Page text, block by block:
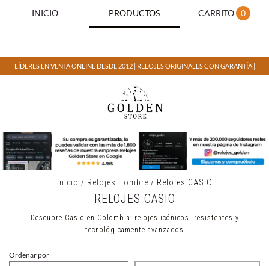
INICIO PRODUCTOS CARRITO 0
LÍDERES EN VENTA ONLINE DESDE 2012 | RELOJES ORIGINALES CON GARANTÍA |
Inicio / Relojes Hombre / Relojes CASIO
RELOJES CASIO
Descubre Casio en Colombia: relojes icónicos, resistentes y
tecnológicamente avanzados
Ordenar por